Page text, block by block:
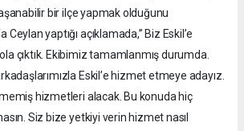
bir ilçe yapmak olduğunu
yaptığı açıklamada,” Biz Eskil’e
çıktık. Ekibimiz tamamlanmış durumda.
Eskil’e hizmet etmeye adayız.
hizmetleri alacak. Bu konuda hiç
Siz bize yetkiyi verin hizmet nasıl